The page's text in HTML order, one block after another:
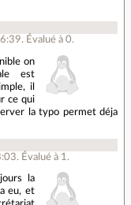
. Évalué à 0.
on
est
il
ce qui
la typo permet déja
. Évalué à 1 .
la
eu, et